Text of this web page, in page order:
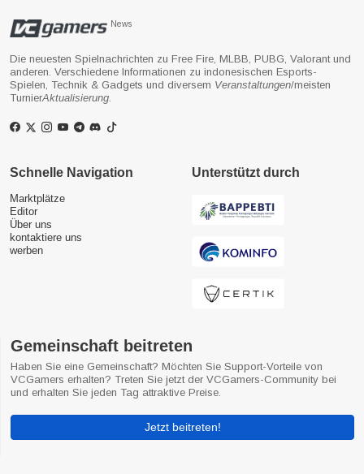
News
Die neuesten Spielnachrichten zu Free Fire, MLBB, PUBG, Valorant und
anderen. Verschiedene Informationen zu indonesischen Esports-
Spielen, Technik & Gadgets und diversem Veranstaltungen/meisten
TurnierAktualisierung.
Schnelle Navigation
Marktplätze
Editor
Über uns
kontaktiere uns
werben
Unterstützt durch
Gemeinschaft beitreten
Haben Sie eine Gemeinschaft? Möchten Sie Support-Vorteile von
VCGamers erhalten? Treten Sie jetzt der VCGamers-Community bei
und erhalten Sie jeden Tag attraktive Preise.
Jetzt beitreten!